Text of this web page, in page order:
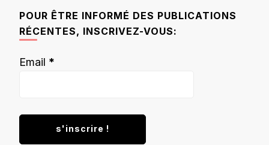
POUR ÊTRE INFORMÉ DES PUBLICATIONS
RÉCENTES, INSCRIVEZ-VOUS:
Email *